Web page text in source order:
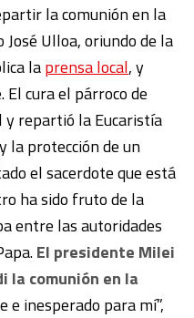
la comunión en la
José Ulloa, oriundo de la
laprensa local, y
El cura el párroco de
y repartió la Eucaristía
la protección de un
el sacerdote que está
ha sido fruto de la
entre las autoridades
El presidente Milei
la comunión en la
e inesperado para mí”,